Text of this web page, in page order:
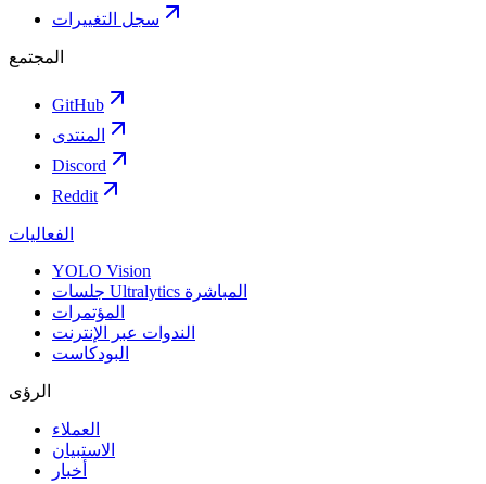
سجل التغييرات
المجتمع
GitHub
المنتدى
Discord
Reddit
الفعاليات
YOLO Vision
جلسات Ultralytics المباشرة
المؤتمرات
الندوات عبر الإنترنت
البودكاست
الرؤى
العملاء
الاستبيان
أخبار